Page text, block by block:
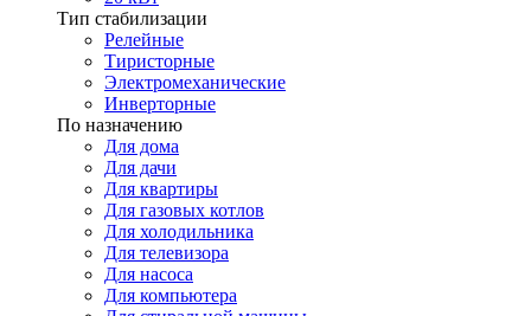
Тип стабилизации
Релейные
Тиристорные
Электромеханические
Инверторные
По назначению
Для дома
Для дачи
Для квартиры
Для газовых котлов
Для холодильника
Для телевизора
Для насоса
Для компьютера